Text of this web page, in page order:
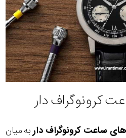
کرونوگراف دار
ساعت کرونوگراف داربه میان